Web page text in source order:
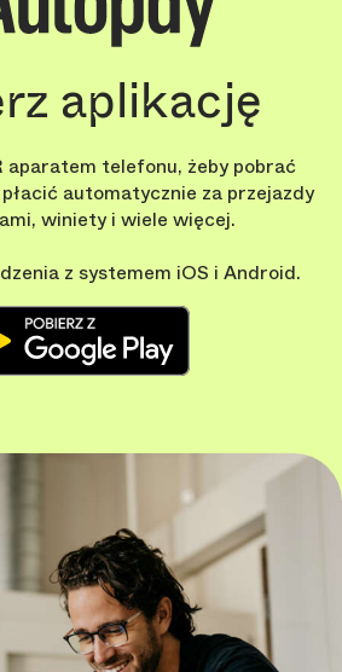
aplikację
aparatem telefonu, żeby pobrać
automatycznie za przejazdy
winiety i wiele więcej.
z systemem iOS i Android.